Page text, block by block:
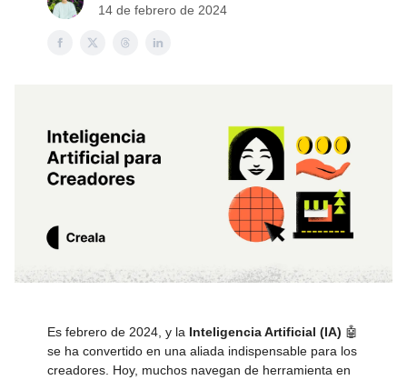
14 de febrero de 2024
Es febrero de 2024, y la Inteligencia Artificial (IA) 🤖
se ha convertido en una aliada indispensable para los
creadores. Hoy, muchos navegan de herramienta en